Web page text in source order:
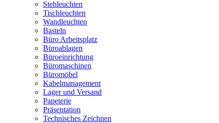
Stehleuchten
Tischleuchten
Wandleuchten
Basteln
Büro Arbeitsplatz
Büroablagen
Büroeinrichtung
Büromaschinen
Büromöbel
Kabelmanagement
Lager und Versand
Papeterie
Präsentation
Technisches Zeichnen